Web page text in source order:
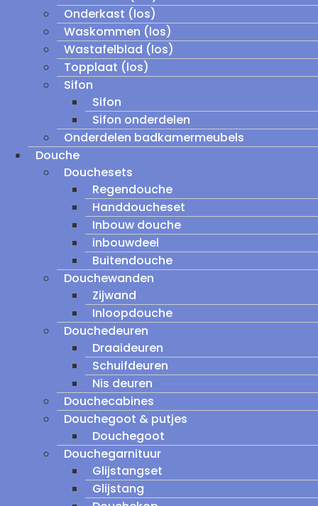
Onderkast (los)
Waskommen (los)
Wastafelblad (los)
Topplaat (los)
Sifon
Sifon
Sifon onderdelen
Onderdelen badkamermeubels
Douche
Douchesets
Regendouche
Handdoucheset
Inbouw douche
inbouwdeel
Buitendouche
Douchewanden
Zijwand
Inloopdouche
Douchedeuren
Draaideuren
Schuifdeuren
Nis deuren
Douchecabines
Douchegoot & putjes
Douchegoot
Douchegarnituur
Glijstangset
Glijstang